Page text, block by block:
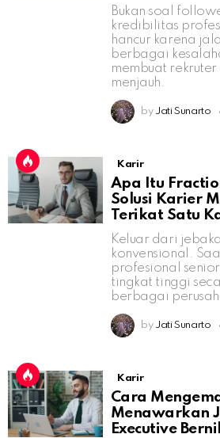
Bukan soal
kredibilitas
hancur karena
berbagai
membuat
menjauh.
by Jati Sunarto
Karir
Apa Itu
Solusi Karier
Terikat Satu
Keluar dari
konvensional.
profesional
tingkat tinggi
berbagai
by Jati Sunarto
Karir
Cara
Menawarkan
Executive